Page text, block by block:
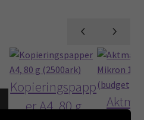
Kopieringspapp
er A4, 80 g